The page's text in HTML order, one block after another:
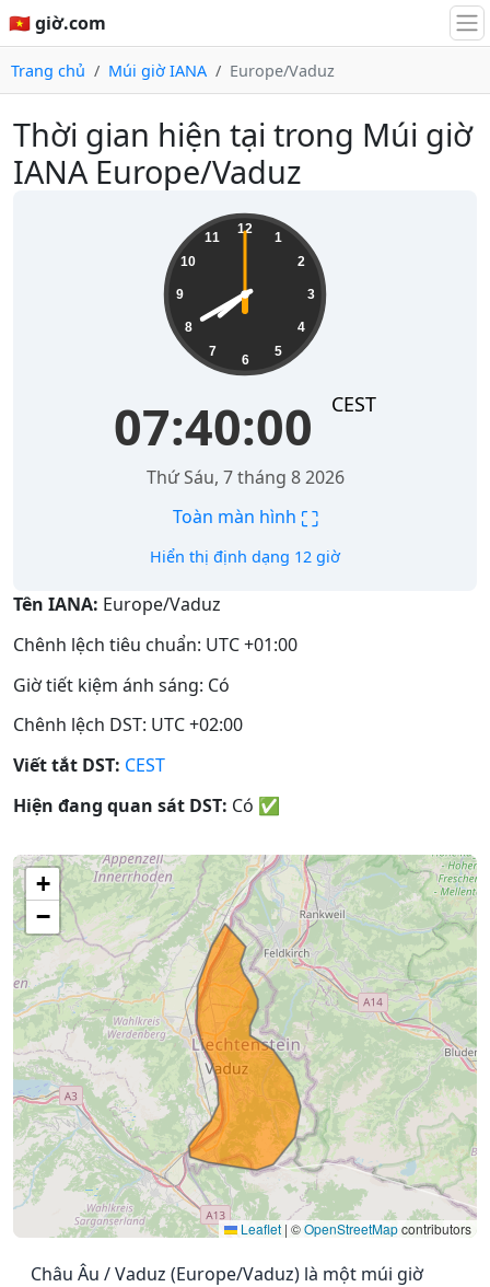
🇻🇳 giờ.com
Trang chủ Múi giờ IANA Europe/Vaduz
Thời gian hiện tại trong Múi giờ
IANA Europe/Vaduz
12
1
2
3
4
5
6
7
8
9
10
11
07:40:00 CEST
Thứ Sáu, 7 tháng 8 2026
Toàn màn hình ⛶
Hiển thị định dạng 12 giờ
Tên IANA: Europe/Vaduz
Chênh lệch tiêu chuẩn: UTC +01:00
Giờ tiết kiệm ánh sáng: Có
Chênh lệch DST: UTC +02:00
Viết tắt DST: CEST
Hiện đang quan sát DST: Có ✅
+
−
Leaflet | ©OpenStreetMapcontributors
Châu Âu / Vaduz (Europe/Vaduz) là một múi giờ